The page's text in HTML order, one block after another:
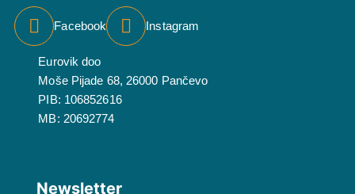
Facebook Instagram
Eurovik doo
Moše Pijade 68, 26000 Pančevo
PIB: 106852616
MB: 20692774